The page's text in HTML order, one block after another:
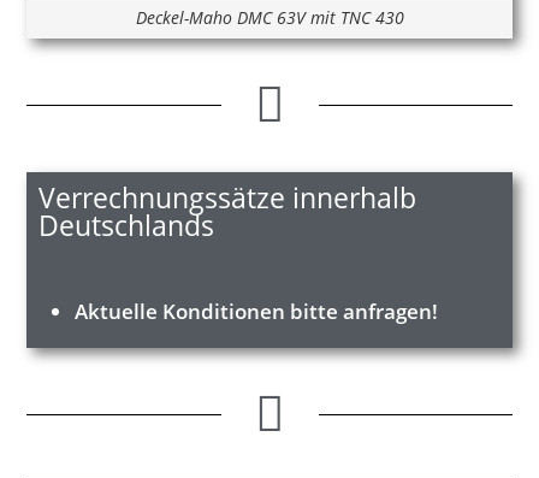
Deckel-Maho DMC 63V mit TNC 430
Verrechnungssätze innerhalb
Deutschlands
Aktuelle Konditionen bitte anfragen!